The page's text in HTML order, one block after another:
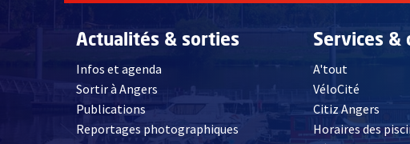
Actualités & sorties
Infos et agenda
Sortir à Angers
Publications
Reportages photographiques
Services &
A'tout
VéloCité
Citiz Angers ,
Horaires des